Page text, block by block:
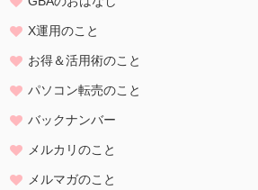
個人情報の収集・利用
当方は、以下の目的のため、その範囲内にお
自発的な提供によるものであり、お客様が個
は、当方が本方針に則って個人情報を 利用す
・新商品の案内などお客様に有益かつ必要と思
・業務遂行上で必要となる当方からの問い合わ
X運用のこと
お得＆活用術のこと
パソコン転売のこと
バックナンバー
メルカリのこと
メルマガのこと